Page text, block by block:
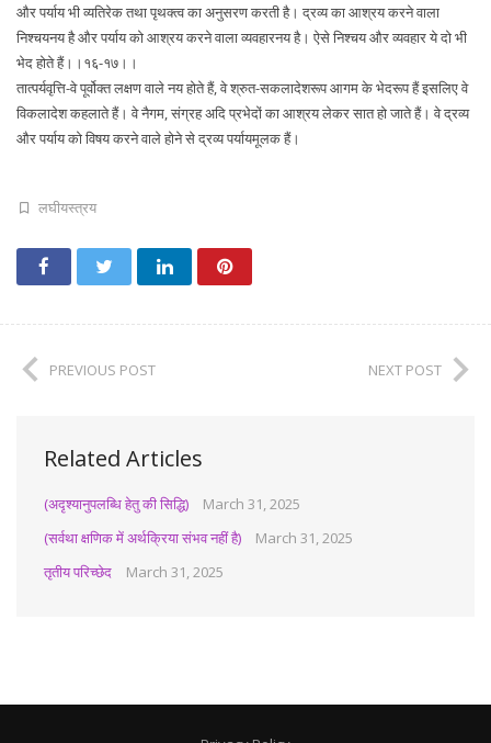
और पर्याय भी व्यतिरेक तथा पृथक्त्व का अनुसरण करती है। द्रव्य का आश्रय करने वाला
निश्चयनय है और पर्याय को आश्रय करने वाला व्यवहारनय है। ऐसे निश्चय और व्यवहार ये दो भी
भेद होते हैं।।१६-१७।।
तात्पर्यवृत्ति-वे पूर्वोक्त लक्षण वाले नय होते हैं, वे श्रुत-सकलादेशरूप आगम के भेदरूप हैं इसलिए वे
विकलादेश कहलाते हैं। वे नैगम, संग्रह अदि प्रभेदों का आश्रय लेकर सात हो जाते हैं। वे द्रव्य
और पर्याय को विषय करने वाले होने से द्रव्य पर्यायमूलक हैं।
लघीयस्त्रय
PREVIOUS POST NEXT POST
Related Articles
(अदृश्यानुपलब्धि हेतु की सिद्धि)
March 31, 2025
(सर्वथा क्षणिक में अर्थक्रिया संभव नहीं है)
March 31, 2025
तृतीय परिच्छेद
March 31, 2025